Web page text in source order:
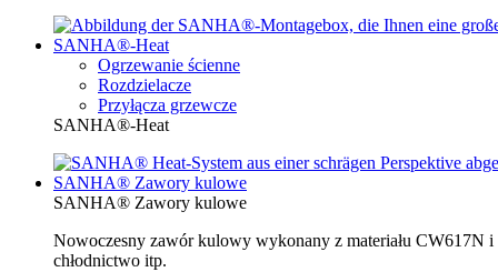
SANHA®-Heat
Ogrzewanie ścienne
Rozdzielacze
Przyłącza grzewcze
SANHA®-Heat
SANHA® Zawory kulowe
SANHA® Zawory kulowe
Nowoczesny zawór kulowy wykonany z materiału CW617N
chłodnictwo itp.